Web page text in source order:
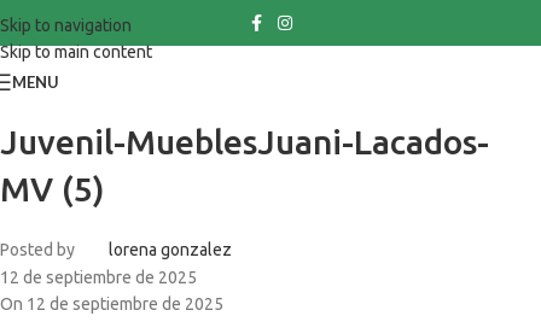
Skip to navigation
Skip to main content
MENU
Juvenil-MueblesJuani-Lacados-
MV (5)
Posted by
lorena gonzalez
12 de septiembre de 2025
On 12 de septiembre de 2025